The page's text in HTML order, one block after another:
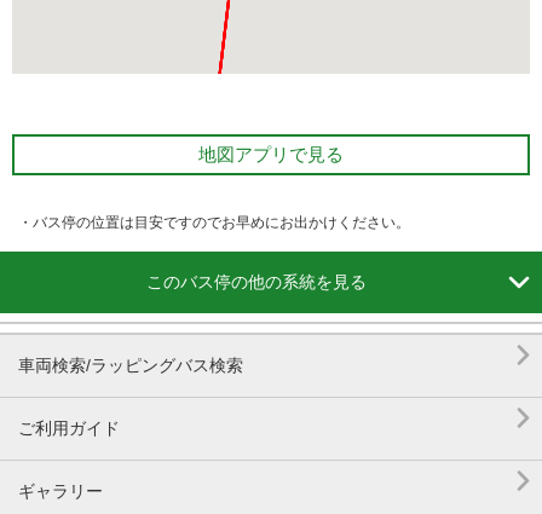
地図アプリで見る
・バス停の位置は目安ですのでお早めにお出かけください。
このバス停の他の系統を見る 
車両検索/ラッピングバス検索 
ご利用ガイド 
ギャラリー 